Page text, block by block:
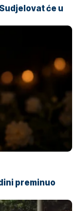
će u
preminuo